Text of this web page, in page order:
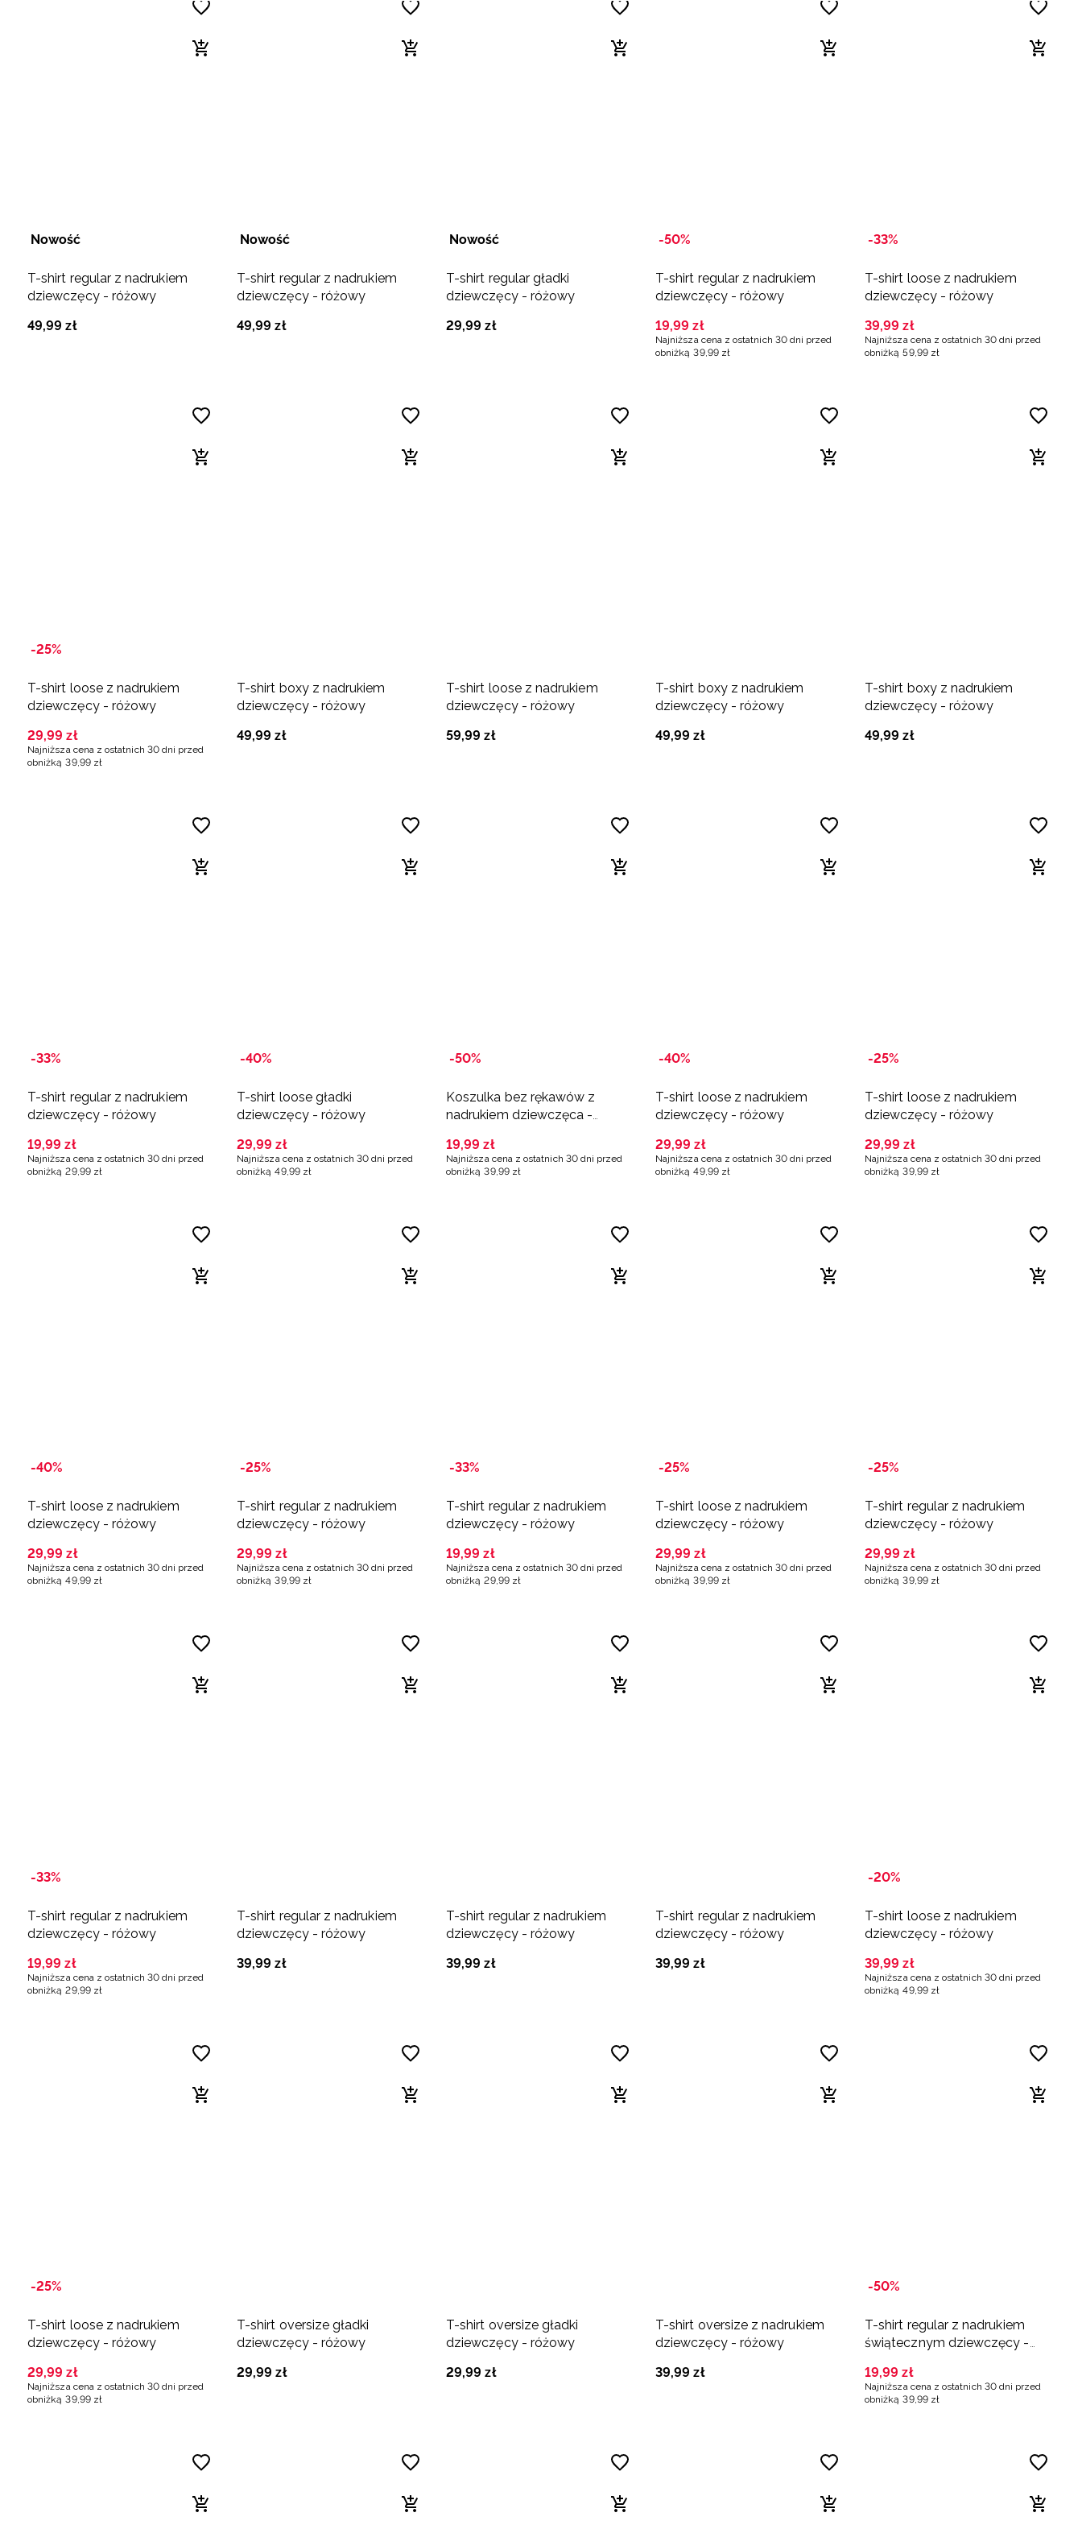
Nowość
T-shirt regular z nadrukiem
dziewczęcy - różowy
49,99 zł
Nowość
T-shirt regular z nadrukiem
dziewczęcy - różowy
49,99 zł
Nowość
T-shirt regular gładki
dziewczęcy - różowy
29,99 zł
-50%
T-shirt regular z nadrukiem
dziewczęcy - różowy
19,99 zł
Najniższa cena z ostatnich 30 dni przed
obniżką 39,99 zł
-33%
T-shirt loose z nadrukiem
dziewczęcy - różowy
39,99 zł
Najniższa cena z ostatnich 30 dni przed
obniżką 59,99 zł
-25%
T-shirt loose z nadrukiem
dziewczęcy - różowy
29,99 zł
Najniższa cena z ostatnich 30 dni przed
obniżką 39, 99 zł
T-shirt boxy z nadrukiem
dziewczęcy - różowy
49,99 zł
T-shirt loose z nadrukiem
dziewczęcy - różowy
59,99 zł
T-shirt boxy z nadrukiem
dziewczęcy - różowy
49,99 zł
T-shirt boxy z nadrukiem
dziewczęcy - różowy
49,99 zł
-33%
T-shirt regular z nadrukiem
dziewczęcy - różowy
19,99 zł
Najniższa cena z ostatnich 30 dni przed
obniżką 29,99 zł
-40%
T-shirt loose gładki
dziewczęcy - różowy
29,99 zł
Najniższa cena z ostatnich 30 dni przed
obniżką 49,99 zł
-50%
Koszulka bez rękawów z
nadrukiem dziewczęca -
19,99 zł
Najniższa cena z ostatnich 30 dni przed
obniżką 39,99 zł
-40%
T-shirt loose z nadrukiem
dziewczęcy - różowy
29,99 zł
Najniższa cena z ostatnich 30 dni przed
obniżką 49,99 zł
-25%
T-shirt loose z nadrukiem
dziewczęcy - różowy
29,99 zł
Najniższa cena z ostatnich 30 dni przed
obniżką 39,99 zł
-40%
T-shirt loose z nadrukiem
dziewczęcy - różowy
29,99 zł
Najniższa cena z ostatnich 30 dni przed
obniżką 49,99 zł
-25%
T-shirt regular z nadrukiem
dziewczęcy - różowy
29,99 zł
Najniższa cena z ostatnich 30 dni przed
obniżką 39,99 zł
-33%
T-shirt regular z nadrukiem
dziewczęcy - różowy
19,99 zł
Najniższa cena z ostatnich 30 dni przed
obniżką 29,99 zł
-25%
T-shirt loose z nadrukiem
dziewczęcy - różowy
29,99 zł
Najniższa cena z ostatnich 30 dni przed
obniżką 39,99 zł
-25%
T-shirt regular z nadrukiem
dziewczęcy - różowy
29,99 zł
Najniższa cena z ostatnich 30 dni przed
obniżką 39,99 zł
-33%
T-shirt regular z nadrukiem
dziewczęcy - różowy
19,99 zł
Najniższa cena z ostatnich 30 dni przed
obniżką 29, 99 zł
T-shirt regular z nadrukiem
dziewczęcy - różowy
39,99 zł
T-shirt regular z nadrukiem
dziewczęcy - różowy
39,99 zł
T-shirt regular z nadrukiem
dziewczęcy - różowy
39,99 zł
-20%
T-shirt loose z nadrukiem
dziewczęcy - różowy
39,99 zł
Najniższa cena z ostatnich 30 dni przed
obniżką 49, 99 zł
-25%
T-shirt loose z nadrukiem
dziewczęcy - różowy
29,99 zł
Najniższa cena z ostatnich 30 dni przed
obniżką 39,99 zł
T-shirt oversize gładki
dziewczęcy - różowy
29,99 zł
T-shirt oversize gładki
dziewczęcy - różowy
29,99 zł
T-shirt oversize z nadrukiem
dziewczęcy - różowy
39,99 zł
-50%
T-shirt regular z nadrukiem
świątecznym dziewczęcy -
19,99 zł
Najniższa cena z ostatnich 30 dni przed
obniżką 39,99 zł